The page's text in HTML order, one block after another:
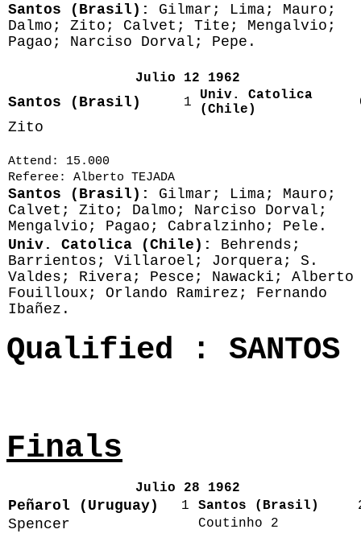
Santos (Brasil): Gilmar; Lima; Mauro;
Dalmo; Zito; Calvet; Tite; Mengalvio;
Pagao; Narciso Dorval; Pepe.
Julio 12 1962
Santos (Brasil) 1
Univ. Catolica
(Chile)
Zito
Attend: 15.000
Referee: Alberto TEJADA
Santos (Brasil): Gilmar; Lima; Mauro;
Calvet; Zito; Dalmo; Narciso Dorval;
Mengalvio; Pagao; Cabralzinho; Pele.
Univ. Catolica (Chile): Behrends;
Barrientos; Villaroel; Jorquera; S.
Valdes; Rivera; Pesce; Nawacki; Alberto
Fouilloux; Orlando Ramirez; Fernando
Ibañez.
Qualified : SANTOS
Finals
Julio 28 1962
Peñarol (Uruguay) 1 Santos (Brasil)
Spencer Coutinho 2